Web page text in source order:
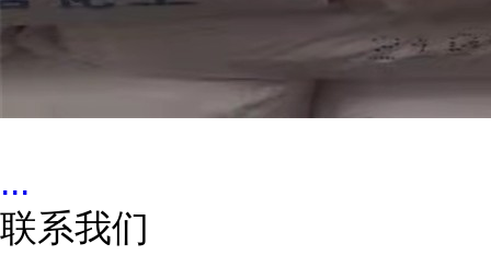
...
联系我们